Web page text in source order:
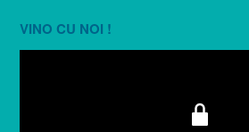
VINO CU NOI !